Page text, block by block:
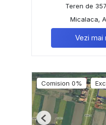
Teren de
Micalaca,
Vezi mai
Comision 0%
Previous